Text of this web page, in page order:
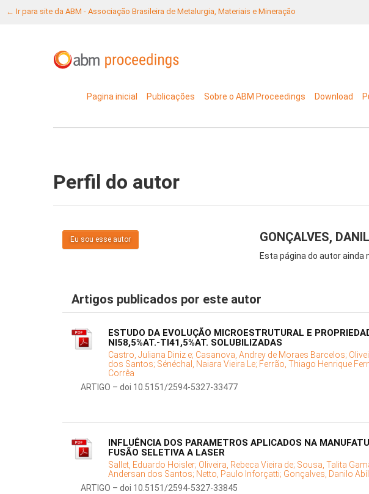
← Ir para site da ABM - Associação Brasileira de Metalurgia, Materiais e Mineração
Pagina inicial Publicações Sobre o ABM Proceedings Download
Perfil do autor
Eu sou esse autor GONÇALVES,
Esta página do autor ainda
Artigos publicados por este autor
ESTUDO DA EVOLUÇÃO MICROESTRUTURAL E
NI58,5%AT.-TI41,5%AT. SOLUBILIZADAS
Castro, Juliana Diniz e; Casanova, Andrey de Moraes Barcelos;
dos Santos; Sénéchal, Naiara Vieira Le; Ferrão, Thiago Henrique
Corrêa
ARTIGO – doi 10.5151/2594-5327-33477
INFLUÊNCIA DOS PARAMETROS APLICADOS NA
FUSÃO SELETIVA A LASER
Sallet, Eduardo Hoisler; Oliveira, Rebeca Vieira de; Sousa, Talita
Andersan dos Santos; Netto, Paulo Inforçatti; Gonçalves, Danilo
ARTIGO – doi 10.5151/2594-5327-33845